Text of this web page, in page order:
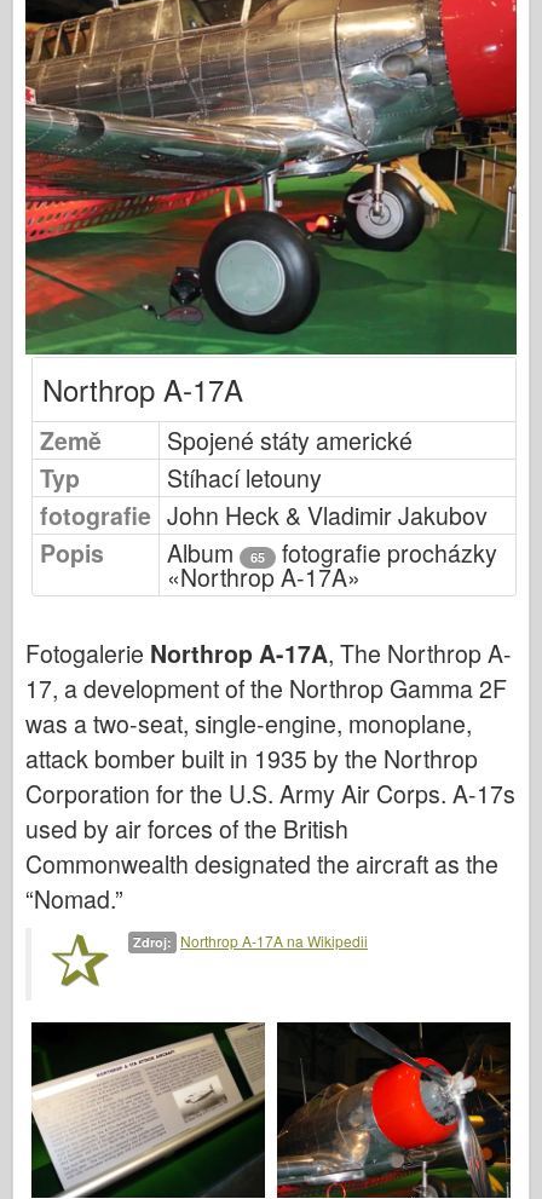
Publikování Osprey
Signál letky
Tankpower
Nákladní automobily a nádrže
Waffen-Arsenal
Wydawnictwo Militaria
Maquettes
Akademie
Modely es
Klub AFV
Airfix
Letectvo
Černý pes
Bronco
Kybernetický koníček
Dragon
E.T. Model
Jemné formy
Síly udatí
Friulmodel
Hasegawa
Heller
HobbyBoss
Modely IBG
Icm
Italeri
Legenda
Meng Model
Northrop A-17A
Země
Spojené státy americké
Typ
Stíhací letouny
fotografie John Heck & Vladimir Jakubov
Popis
Album 65 fotografie procházky
«Northrop A-17A»
Fotogalerie Northrop A-17A, The Northrop A-
17, a development of the Northrop Gamma 2F
was a two-seat, single-engine, monoplane,
attack bomber built in 1935 by the Northrop
Corporation for the U.S. Army Air Corps. A-17s
used by air forces of the British
Commonwealth designated the aircraft as the
“Nomad.”
Zdroj: Northrop A-17A na Wikipedii